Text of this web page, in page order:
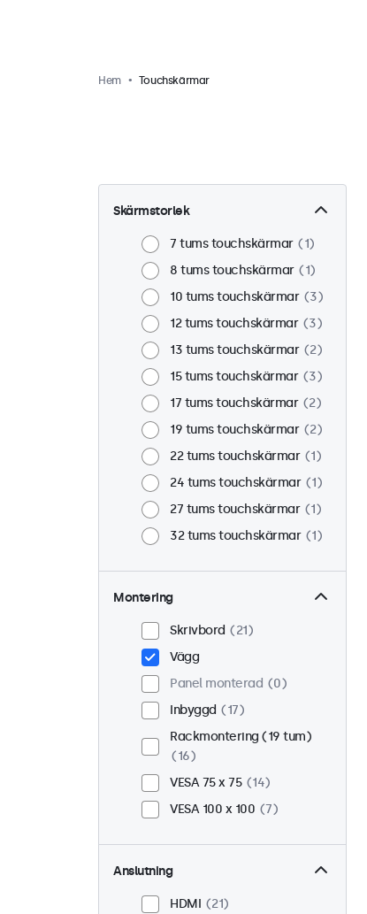
Hem Touchskärmar
Skärmstorlek
7 tums touchskärmar
1
8 tums touchskärmar
1
10 tums touchskärmar
3
12 tums touchskärmar
3
13 tums touchskärmar
2
15 tums touchskärmar
3
17 tums touchskärmar
2
19 tums touchskärmar
2
22 tums touchskärmar
1
24 tums touchskärmar
1
27 tums touchskärmar
1
32 tums touchskärmar
1
Montering
Skrivbord
21
Vägg
Panel monterad
0
Inbyggd
17
Rackmontering (19 tum)
16
VESA 75 x 75
14
VESA 100 x 100
7
Anslutning
HDMI
21